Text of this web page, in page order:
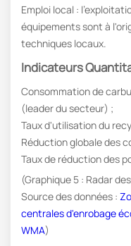
Emploi local :
équipements sont à
techniques locaux.
Indicateurs
Consommation de
(leader du secteur) ;
Taux d'utilisation du
Réduction globale des
Taux de réduction des
(Graphique 5 : Radar
Source des données :
centrales d'enrobage
WMA)